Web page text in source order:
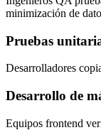
minimización de
Pruebas
Desarrolladores
Desarrollo de
Equipos frontend